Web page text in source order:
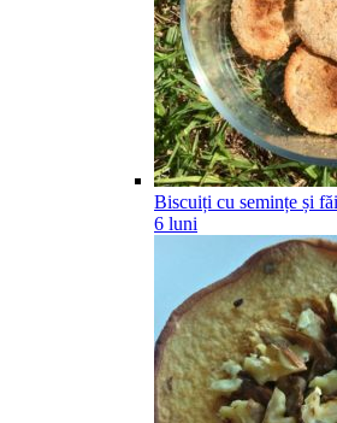
Biscuiți cu semințe și
6 luni